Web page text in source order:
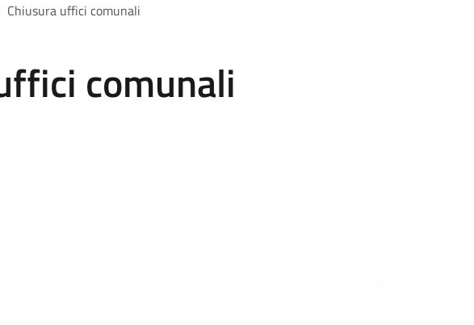
Chiusura uffici comunali
comunali